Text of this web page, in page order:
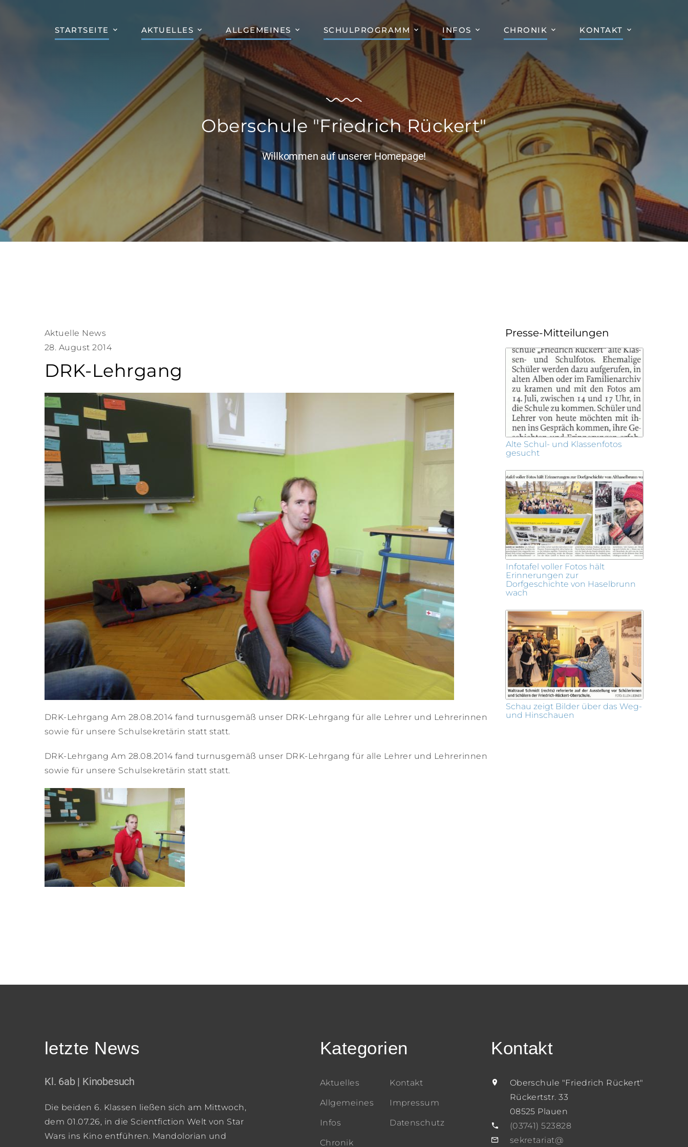
STARTSEITE AKTUELLES ALLGEMEINES SCHULPROGRAMM INFOS CHRONIK KONTAKT
Oberschule "Friedrich Rückert"
Willkommen auf unserer Homepage!
Aktuelle News
28. August 2014
DRK-Lehrgang
DRK-Lehrgang Am 28.08.2014 fand turnusgemäß unser DRK-Lehrgang für alle Lehrer und Lehrerinnen
sowie für unsere Schulsekretärin statt statt.
DRK-Lehrgang Am 28.08.2014 fand turnusgemäß unser DRK-Lehrgang für alle Lehrer und Lehrerinnen
sowie für unsere Schulsekretärin statt statt.
Presse-Mitteilungen
Alte Schul- und Klassenfotos
gesucht
Infotafel voller Fotos hält
Erinnerungen zur
Dorfgeschichte von Haselbrunn
wach
Schau zeigt Bilder über das Weg-
und Hinschauen
letzte News
Kl. 6ab | Kinobesuch
Die beiden 6. Klassen ließen sich am Mittwoch,
dem 01.07.26, in die Scientfiction Welt von Star
Wars ins Kino entführen. Mandolorian und
Kategorien
Aktuelles
Allgemeines
Infos
Chronik
Kontakt
Impressum
Datenschutz
Kontakt
Oberschule "Friedrich Rückert"
Rückertstr. 33
08525 Plauen
(03741) 523828
sekretariat@